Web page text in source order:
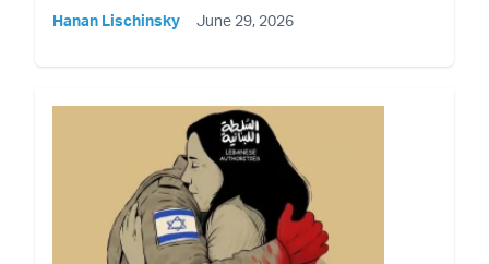
Hanan Lischinsky June 29, 2026